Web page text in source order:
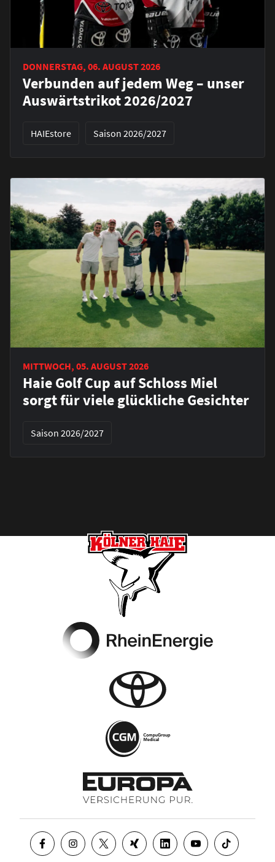
DONNERSTAG, 06. AUGUST 2026
Verbunden auf jedem Weg – unser
Auswärtstrikot 2026/2027
HAIEstore Saison 2026/2027
MITTWOCH, 05. AUGUST 2026
Haie Golf Cup auf Schloss Miel
sorgt für viele glückliche Gesichter
Saison 2026/2027